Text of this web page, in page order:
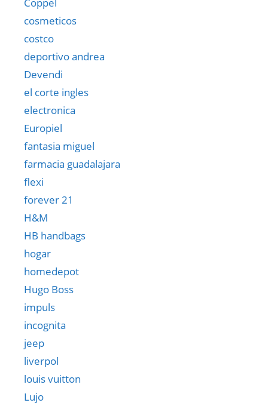
cosmeticos
costco
deportivo andrea
Devendi
el corte ingles
electronica
Europiel
fantasia miguel
farmacia guadalajara
flexi
forever 21
H&M
HB handbags
hogar
homedepot
Hugo Boss
impuls
incognita
jeep
liverpol
louis vuitton
Lujo